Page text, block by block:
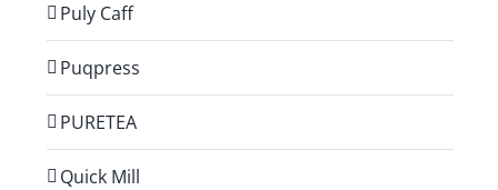
Puly Caff
Puqpress
PURETEA
Quick Mill